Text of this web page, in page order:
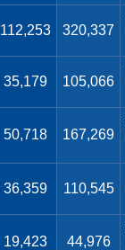
112,253 320,337
35,179 105,066
50,718 167,269
36,359 110,545
19,423 44,976